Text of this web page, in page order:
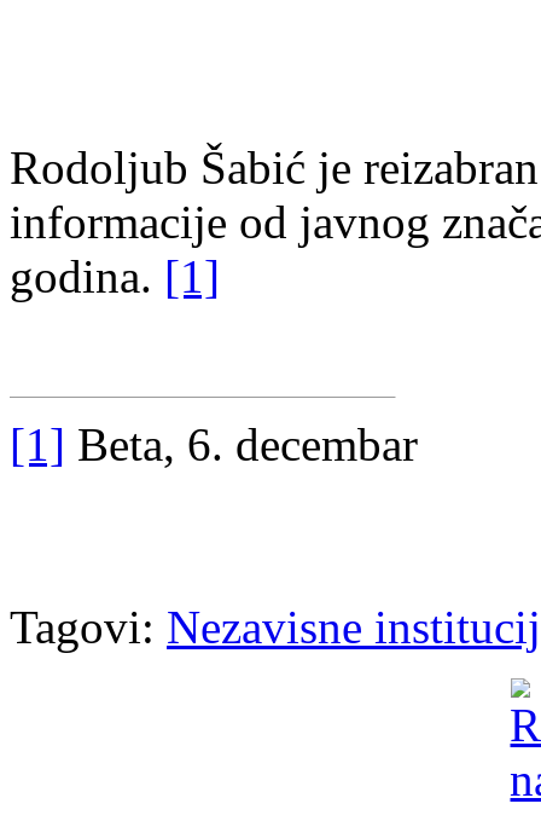
Rodoljub Šabić je
informacije od javnog
godina. [1]
[1] Beta, 6. decembar
Tagovi: Nezavisne